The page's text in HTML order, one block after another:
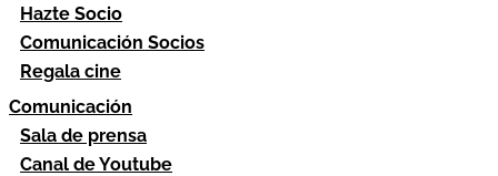
Hazte Socio
Comunicación Socios
Regala cine
Comunicación
Sala de prensa
Canal de Youtube